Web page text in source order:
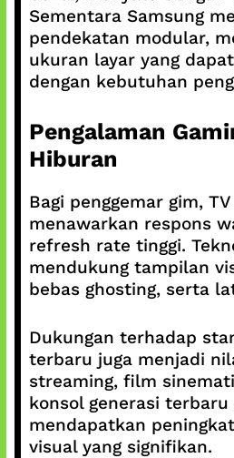
Sementara Samsung
pendekatan modular,
ukuran layar yang
dengan kebutuhan
Pengalaman
Hiburan
Bagi penggemar gim,
menawarkan respons
refresh rate tinggi.
mendukung tampilan
bebas ghosting, serta
Dukungan terhadap
terbaru juga menjadi
streaming, film
konsol generasi
mendapatkan
visual yang signifikan.